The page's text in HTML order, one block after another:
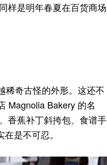
样是明年春夏在百货商场
稀奇古怪的外形。这还不
Magnolia Bakery 的名
香蕉补丁斜挎包、食谱手
是不可忍。